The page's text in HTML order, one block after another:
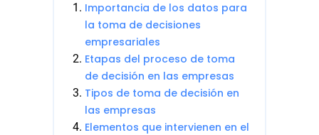
Importancia de los datos para
la toma de decisiones
empresariales
Etapas del proceso de toma
de decisión en las empresas
Tipos de toma de decisión en
las empresas
Elementos que intervienen en el